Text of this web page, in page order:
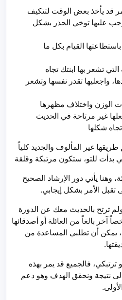
قد يأخذ بعض الوقت لتتكيف
عليها توخي الحذر بشكل
باستطاعتها القيام بكل ما
تشعر بها ابنتك تجاه
واجعليها تقدر نفسها وتشعر
الوزن واختلاف مظهرها
غير مرتاحة في الحديث
شكلها
غير المألوف والجديد كلياً
بدأت للتو، ستكون مرتبكة وقلقة
وهنا يأتي دور الإرشاد الصحيح
الأمر بشكل إيجابي.
ترتح بالحديث معك عن الدورة
آخر بالغاً من العائلة أو أصدقائها
يمكن أن تطلبي المساعدة من
ترتبكي، فالجميع قد يمر بهذه
نتيجة ونحقق الهدف وهو دعم